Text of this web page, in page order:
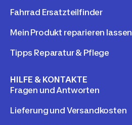
Fahrrad Ersatzteilfinder
Mein Produkt reparieren lassen
Tipps Reparatur & Pflege
HILFE & KONTAKTE
Fragen und Antworten
Lieferung und Versandkosten